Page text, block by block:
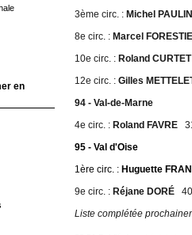
en
3ème circ. : Michel PAULIN
8e circ. : Marcel
10e circ. : Roland
12e circ. : Gilles
94 - Val-de-Marne
4e circ. : Roland FAVRE
95 - Val d'Oise
1ère circ. :Huguette
9e circ. : Réjane DORÉ
Liste complétée